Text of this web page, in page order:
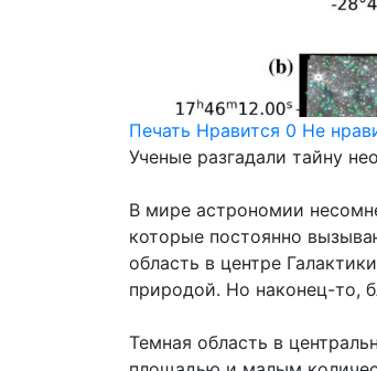
Печать Нравится 0 Не
Ученые разгадали тайну
В мире астрономии
которые постоянно
область в центре
природой. Но наконец-то,
Темная область в